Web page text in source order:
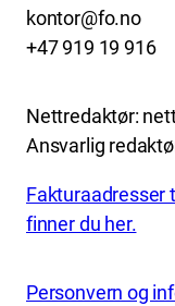
kontor@fo.no
+47 919 19 916
Nettredaktør:
Ansvarlig
Fakturaadresser
finner du her.
Personvern og